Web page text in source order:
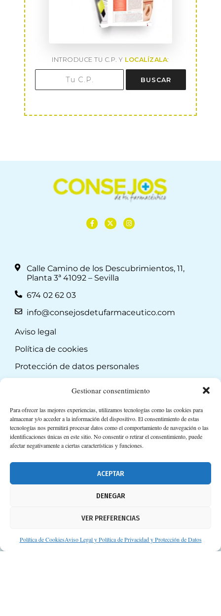
Gestionar consentimiento
Para ofrecer las mejores experiencias, utilizamos tecnologías como las cookies para
almacenar y/o acceder a la información del dispositivo. El consentimiento de estas
tecnologías nos permitirá procesar datos como el comportamiento de navegación o las
identificaciones únicas en este sitio. No consentir o retirar el consentimiento, puede
afectar negativamente a ciertas características y funciones.
ACEPTAR
DENEGAR
VER PREFERENCIAS
Política de CookiesAviso Legal y Política de Privacidad y Protección de Datos
INTRODUCE TU C.P. Y LOCALÍZALA:
BUSCAR
Calle Camino de los Descubrimientos, 11,
Planta 3ª 41092 – Sevilla
674 02 62 03
info@consejosdetufarmaceutico.com
Aviso legal
Política de cookies
Protección de datos personales